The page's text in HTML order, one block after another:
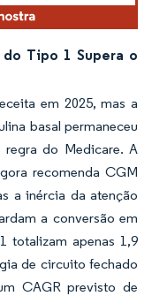
Tipo 1 Supera o
em 2025, mas a
basal permaneceu
regra do Medicare. A
recomenda CGM
a inércia da atenção
a conversão em
totalizam apenas 1,9
de circuito fechado
CAGR previsto de